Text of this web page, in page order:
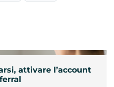
attivare l’account